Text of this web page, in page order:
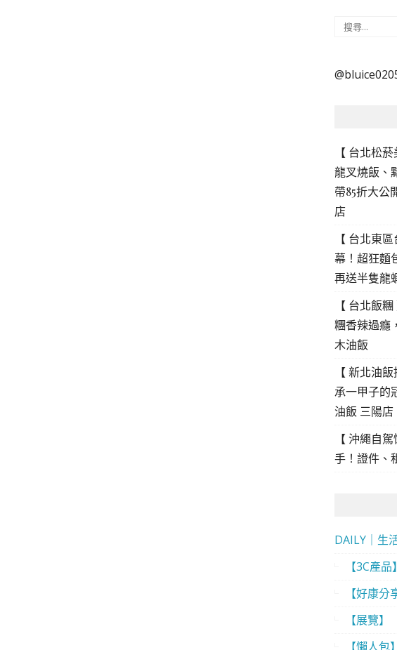
搜
鍵
【 台北松
龍叉燒飯、
帶85折大公
店
【 台北東
幕！超狂麵
再送半隻龍
【 台北飯
糰香辣過癮
木油飯
【 新北油
承一甲子的
油飯 三陽店
【 沖繩自
手！證件、
DAILY｜生
【3C產品】
【好康分
【展覽】
【懶人包】